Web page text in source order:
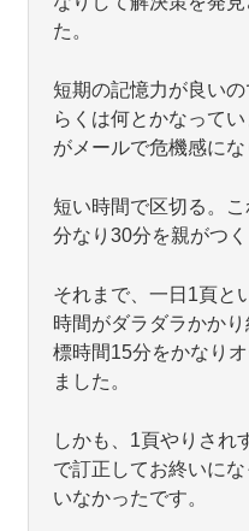
た。
短期の記憶力が良い
らくは何とかなって
がメールで危機感にな
短い時間で区切る。
分なり30分を親がつく
それまで、一日1頁と
時間がダラダラかか
標時間15分をかなり
ました。
しかも、1頁やりされ
で訂正してお終いに
いなかったです。